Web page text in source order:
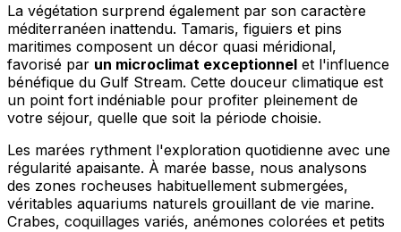
La végétation surprend également par son caractère
méditerranéen inattendu. Tamaris, figuiers et pins
maritimes composent un décor quasi méridional,
favorisé par un microclimat exceptionnel et l'influence
bénéfique du Gulf Stream. Cette douceur climatique est
un point fort indéniable pour profiter pleinement de
votre séjour, quelle que soit la période choisie.
Les marées rythment l'exploration quotidienne avec une
régularité apaisante. À marée basse, nous analysons
des zones rocheuses habituellement submergées,
véritables aquariums naturels grouillant de vie marine.
Crabes, coquillages variés, anémones colorées et petits